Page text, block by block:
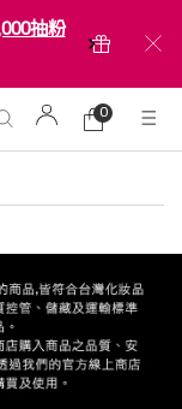
抽粉
購
物
0
0 product in